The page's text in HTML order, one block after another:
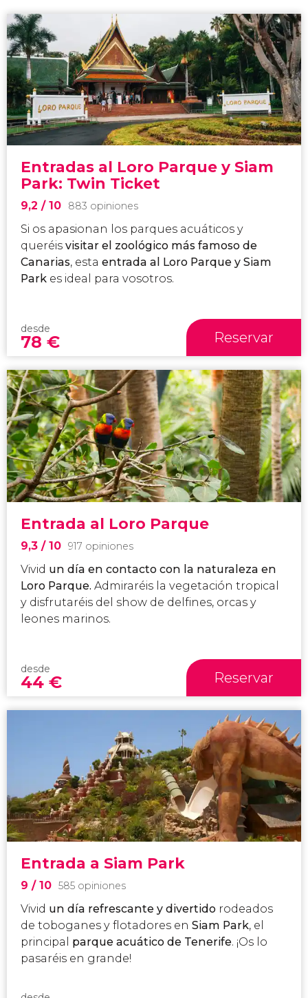
Entradas al Loro Parque y Siam
Park: Twin Ticket
9,2 / 10 883 opiniones
Si os apasionan los parques acuáticos y
queréis visitar el zoológico más famoso de
Canarias, esta entrada al Loro Parque y Siam
Park es ideal para vosotros.
desde
78 € Reservar
Entrada al Loro Parque
9,3 / 10 917 opiniones
Vivid un día en contacto con la naturaleza en
Loro Parque. Admiraréis la vegetación tropical
y disfrutaréis del show de delfines, orcas y
leones marinos.
desde
44 € Reservar
Entrada a Siam Park
9 / 10 585 opiniones
Vivid un día refrescante y divertido rodeados
de toboganes y flotadores en Siam Park, el
principal parque acuático de Tenerife. ¡Os lo
pasaréis en grande!